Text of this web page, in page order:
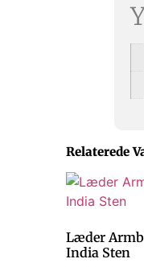
Relaterede
Læder
India Sten